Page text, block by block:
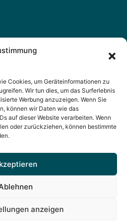
Cookies, um Geräteinformationen zu
Wir tun dies, um das Surferlebnis
Werbung anzuzeigen. Wenn Sie
können wir Daten wie das
auf dieser Website verarbeiten. Wenn
oder zurückziehen, können bestimmte
anzeigen
Prüfplaketten und Service-
mail@n-n-verlag.de